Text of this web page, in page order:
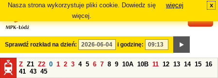
Nasza strona wykorzystuje pliki cookie. Dowiedz się
więcej.
więcej x
Sprawdź rozkład na dzień: i godzinę:
Z Z1 Z2 0 1 2 3 4 5 6 7 8 9 10A 10B 11 12 13 14 15 16
41 43 45